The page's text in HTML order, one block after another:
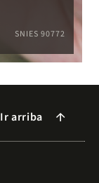
SNIES 90772
Ir arriba arrow_forward